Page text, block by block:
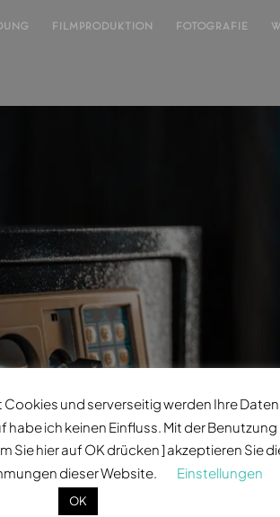
FILMPRODUKTION FOTOGRAFIE
Cookies und serverseitig werden Ihre Daten
habe ich keinen Einfluss. Mit der Benutzung
Sie hier auf OK drücken ] akzeptieren Sie
dieser Website.
Einstellungen
OK